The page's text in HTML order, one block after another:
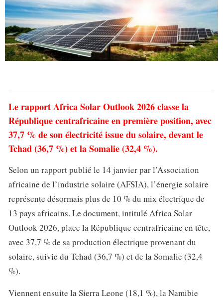
Le rapport Africa Solar Outlook 2026 classe la
République centrafricaine en première position, avec
37,7 % de son électricité issue du solaire, devant le
Tchad (36,7 %) et la Somalie (32,4 %).
Selon un rapport publié le 14 janvier par l’Association
africaine de l’industrie solaire (AFSIA), l’énergie solaire
représente désormais plus de 10 % du mix électrique de
13 pays africains. Le document, intitulé Africa Solar
Outlook 2026, place la République centrafricaine en tête,
avec 37,7 % de sa production électrique provenant du
solaire, suivie du Tchad (36,7 %) et de la Somalie (32,4
%).
Viennent ensuite la Sierra Leone (18,1 %), la Namibie